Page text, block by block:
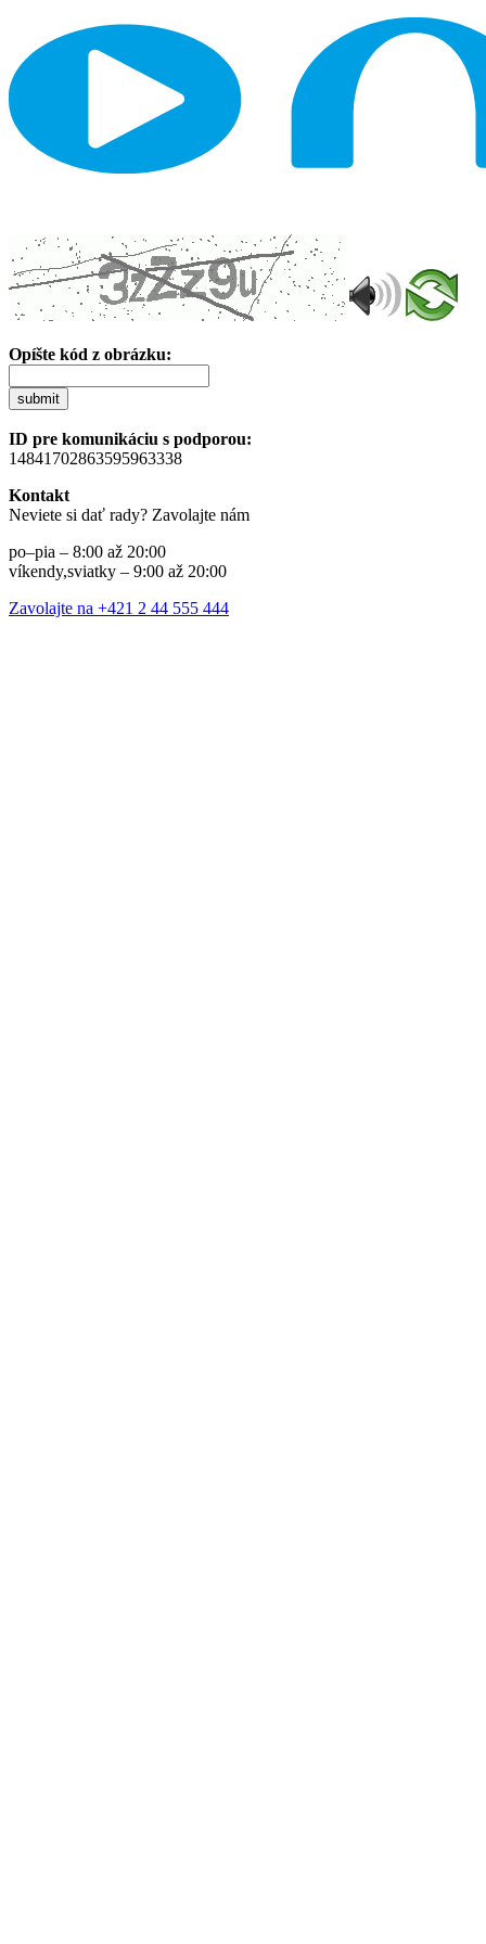
Opíšte kód z obrázku:
submit
ID pre komunikáciu s podporou:
14841702863595963338
Kontakt
Neviete si dať rady? Zavolajte nám
po–pia – 8:00 až 20:00
víkendy,sviatky – 9:00 až 20:00
Zavolajte na +421 2 44 555 444